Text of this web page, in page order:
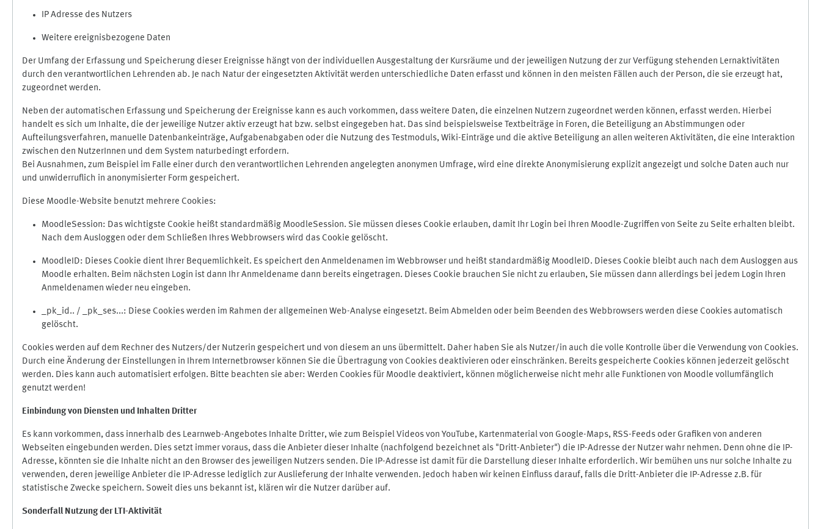
IP Adresse des Nutzers
Weitere ereignisbezogene Daten
Der Umfang der Erfassung und Speicherung dieser Ereignisse hängt von der individuellen Ausgestaltung der Kursräume und der jeweiligen Nutzung der zur Verfügung stehenden Lernaktivitäten
durch den verantwortlichen Lehrenden ab. Je nach Natur der eingesetzten Aktivität werden unterschiedliche Daten erfasst und können in den meisten Fällen auch der Person, die sie erzeugt hat,
zugeordnet werden.
Neben der automatischen Erfassung und Speicherung der Ereignisse kann es auch vorkommen, dass weitere Daten, die einzelnen Nutzern zugeordnet werden können, erfasst werden. Hierbei
handelt es sich um Inhalte, die der jeweilige Nutzer aktiv erzeugt hat bzw. selbst eingegeben hat. Das sind beispielsweise Textbeiträge in Foren, die Beteiligung an Abstimmungen oder
Aufteilungsverfahren, manuelle Datenbankeinträge, Aufgabenabgaben oder die Nutzung des Testmoduls, Wiki-Einträge und die aktive Beteiligung an allen weiteren Aktivitäten, die eine Interaktion
zwischen den NutzerInnen und dem System naturbedingt erfordern.
Bei Ausnahmen, zum Beispiel im Falle einer durch den verantwortlichen Lehrenden angelegten anonymen Umfrage, wird eine direkte Anonymisierung explizit angezeigt und solche Daten auch nur
und unwiderruflich in anonymisierter Form gespeichert.
Diese Moodle-Website benutzt mehrere Cookies:
MoodleSession: Das wichtigste Cookie heißt standardmäßig MoodleSession. Sie müssen dieses Cookie erlauben, damit Ihr Login bei Ihren Moodle-Zugriffen von Seite zu Seite erhalten bleibt.
Nach dem Ausloggen oder dem Schließen Ihres Webbrowsers wird das Cookie gelöscht.
MoodleID: Dieses Cookie dient Ihrer Bequemlichkeit. Es speichert den Anmeldenamen im Webbrowser und heißt standardmäßig MoodleID. Dieses Cookie bleibt auch nach dem Ausloggen aus
Moodle erhalten. Beim nächsten Login ist dann Ihr Anmeldename dann bereits eingetragen. Dieses Cookie brauchen Sie nicht zu erlauben, Sie müssen dann allerdings bei jedem Login Ihren
Anmeldenamen wieder neu eingeben.
_pk_id.. / _pk_ses...: Diese Cookies werden im Rahmen der allgemeinen Web-Analyse eingesetzt. Beim Abmelden oder beim Beenden des Webbrowsers werden diese Cookies automatisch
gelöscht.
Cookies werden auf dem Rechner des Nutzers/der Nutzerin gespeichert und von diesem an uns übermittelt. Daher haben Sie als Nutzer/in auch die volle Kontrolle über die Verwendung von Cookies.
Durch eine Änderung der Einstellungen in Ihrem Internetbrowser können Sie die Übertragung von Cookies deaktivieren oder einschränken. Bereits gespeicherte Cookies können jederzeit gelöscht
werden. Dies kann auch automatisiert erfolgen. Bitte beachten sie aber: Werden Cookies für Moodle deaktiviert, können möglicherweise nicht mehr alle Funktionen von Moodle vollumfänglich
genutzt werden!
Einbindung von Diensten und Inhalten Dritter
Es kann vorkommen, dass innerhalb des Learnweb-Angebotes Inhalte Dritter, wie zum Beispiel Videos von YouTube, Kartenmaterial von Google-Maps, RSS-Feeds oder Grafiken von anderen
Webseiten eingebunden werden. Dies setzt immer voraus, dass die Anbieter dieser Inhalte (nachfolgend bezeichnet als "Dritt-Anbieter") die IP-Adresse der Nutzer wahr nehmen. Denn ohne die IP-
Adresse, könnten sie die Inhalte nicht an den Browser des jeweiligen Nutzers senden. Die IP-Adresse ist damit für die Darstellung dieser Inhalte erforderlich. Wir bemühen uns nur solche Inhalte zu
verwenden, deren jeweilige Anbieter die IP-Adresse lediglich zur Auslieferung der Inhalte verwenden. Jedoch haben wir keinen Einfluss darauf, falls die Dritt-Anbieter die IP-Adresse z.B. für
statistische Zwecke speichern. Soweit dies uns bekannt ist, klären wir die Nutzer darüber auf.
Sonderfall Nutzung der LTI-Aktivität